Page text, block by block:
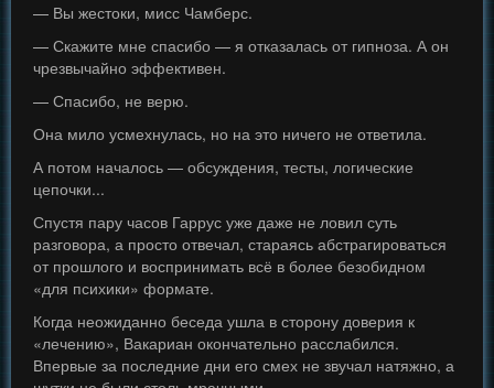
— Вы жестоки, мисс Чамберс.
— Скажите мне спасибо — я отказалась от гипноза. А он
чрезвычайно эффективен.
— Спасибо, не верю.
Она мило усмехнулась, но на это ничего не ответила.
А потом началось — обсуждения, тесты, логические
цепочки...
Спустя пару часов Гаррус уже даже не ловил суть
разговора, а просто отвечал, стараясь абстрагироваться
от прошлого и воспринимать всё в более безобидном
«для психики» формате.
Когда неожиданно беседа ушла в сторону доверия к
«лечению», Вакариан окончательно расслабился.
Впервые за последние дни его смех не звучал натяжно, а